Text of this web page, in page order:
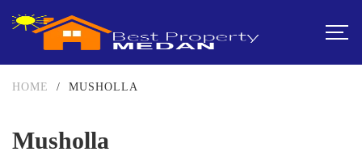
Musholla
HOME / MUSHOLLA